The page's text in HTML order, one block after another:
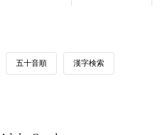
五十音順 漢字検索